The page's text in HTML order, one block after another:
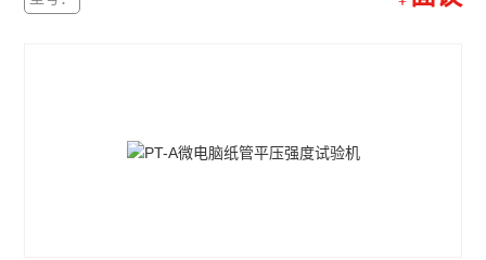
弯曲挺度测试仪